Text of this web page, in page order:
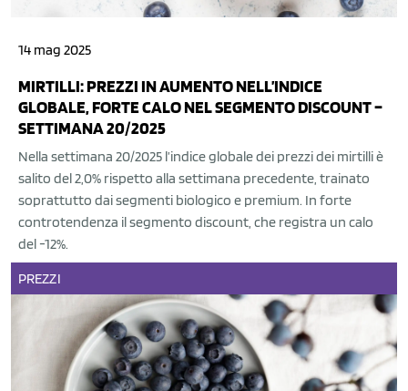
14 mag 2025
MIRTILLI: PREZZI IN AUMENTO NELL’INDICE
GLOBALE, FORTE CALO NEL SEGMENTO DISCOUNT –
SETTIMANA 20/2025
Nella settimana 20/2025 l’indice globale dei prezzi dei mirtilli è
salito del 2,0% rispetto alla settimana precedente, trainato
soprattutto dai segmenti biologico e premium. In forte
controtendenza il segmento discount, che registra un calo
del -12%.
PREZZI